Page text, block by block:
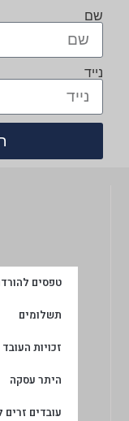
שם
נייד
טפסים
תשלומים
זכויות העובד
היתר עסקה
עובדים זרים